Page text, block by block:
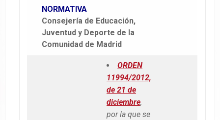
NORMATIVA
Consejería de Educación,
Juventud y Deporte de la
Comunidad de Madrid
ORDEN
11994/2012,
de 21 de
diciembre,
por la que se